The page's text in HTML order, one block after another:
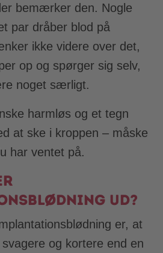
bemærker den. Nogle
par dråber blod på
ikke videre over det,
op og spørger sig selv,
noget særligt.
harmløs og et tegn
at ske i kroppen – måske
har ventet på.
ud?
er, at
og kortere end en